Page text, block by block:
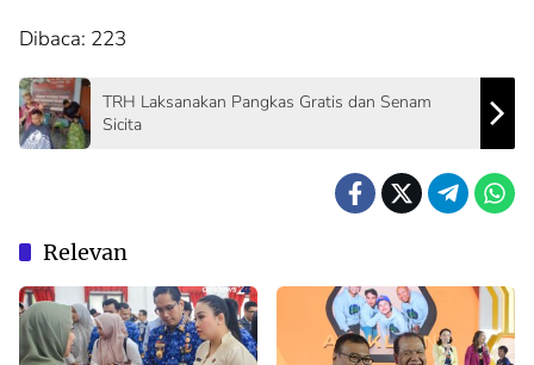
Dibaca: 223
TRH Laksanakan Pangkas Gratis dan Senam
Sicita
Relevan